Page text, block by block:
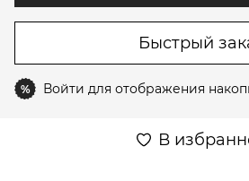
Быстрый
% Войти для отображения
В